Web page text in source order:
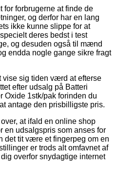
forbrugerne at finde de
og derfor har en lang
ikke kunne slippe for at
deres bedst i test
og desuden også til mænd
endda nogle gange sikre fragt
sig tiden værd at efterse
efter udsalg på Batteri
Oxide 1stk/pak forinden du
antage den prisbilligste pris.
at ifald en online shop
en udsalgspris som anses for
det tit være et fingerpeg om en
er trods alt omfavnet af
overfor snydagtige internet